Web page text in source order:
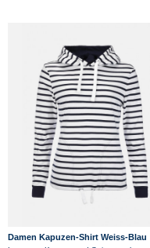
Damen Kapuzen-Shirt Weiss-Blau